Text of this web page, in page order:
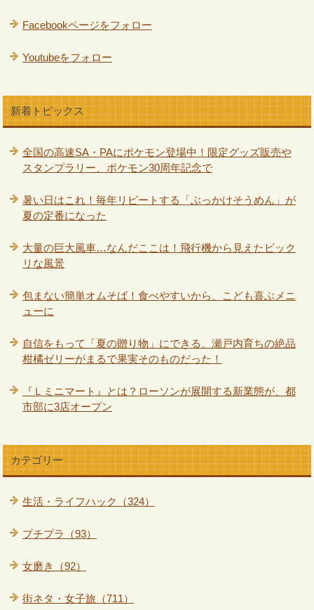
Facebookページをフォロー
Youtubeをフォロー
新着トピックス
全国の高速SA・PAにポケモン登場中！限定グッズ販売や
スタンプラリー、ポケモン30周年記念で
暑い日はこれ！毎年リピートする「ぶっかけそうめん」が
夏の定番になった
大量の巨大風車…なんだここは！飛行機から見えたビック
リな風景
包まない簡単オムそば！食べやすいから、こども喜ぶメニ
ューに
自信をもって「夏の贈り物」にできる、瀬戸内育ちの絶品
柑橘ゼリーがまるで果実そのものだった！
『Ｌミニマート』とは？ローソンが展開する新業態が、都
市部に3店オープン
カテゴリー
生活・ライフハック（324）
プチプラ（93）
女磨き（92）
街ネタ・女子旅（711）